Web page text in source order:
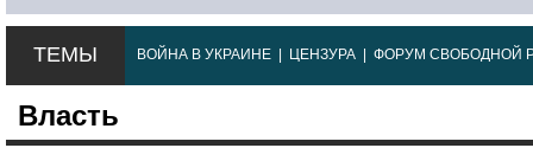
ТЕМЫ ВОЙНА В УКРАИНЕ ЦЕНЗУРА ФОРУМ СВОБОДНОЙ
Власть